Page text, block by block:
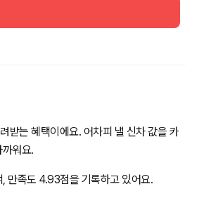
받는 혜택이에요. 어차피 낼 신차 값을 카
워요.
만족도 4.93점을 기록하고 있어요.